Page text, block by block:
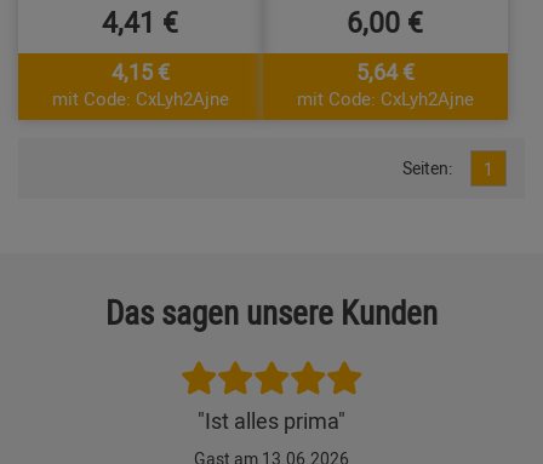
4,41 €
4,15 €
mit Code: CxLyh2Ajne
6,00 €
5,64 €
mit Code: CxLyh2Ajne
Seiten: 1
Das sagen unsere Kunden
"Ist alles prima"
Gast am 13.06.2026